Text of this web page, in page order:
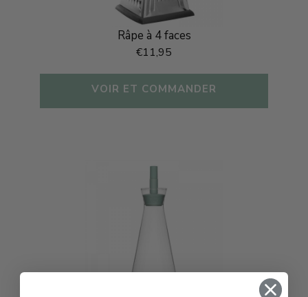
Râpe à 4 faces
€11,95
VOIR ET COMMANDER